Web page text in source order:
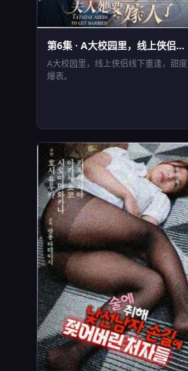
EP6 ⏱ 42分钟
第6集 · A大校园里，线上侠侣...
A大校园里，线上侠侣线下重逢，甜度
爆表。